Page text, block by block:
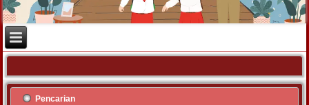
Pencarian